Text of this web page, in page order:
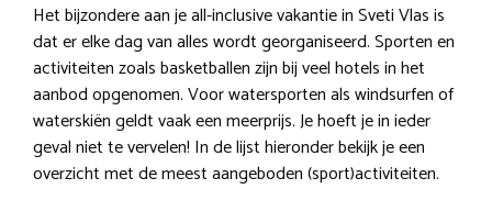
Het bijzondere aan je all-inclusive vakantie in Sveti Vlas is
dat er elke dag van alles wordt georganiseerd. Sporten en
activiteiten zoals basketballen zijn bij veel hotels in het
aanbod opgenomen. Voor watersporten als windsurfen of
waterskiën geldt vaak een meerprijs. Je hoeft je in ieder
geval niet te vervelen! In de lijst hieronder bekijk je een
overzicht met de meest aangeboden (sport)activiteiten.